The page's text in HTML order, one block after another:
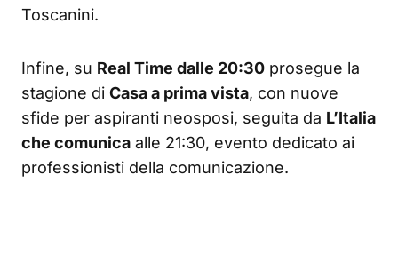
Toscanini.
Infine, su Real Time dalle 20:30 prosegue la
stagione di Casa a prima vista, con nuove
sfide per aspiranti neosposi, seguita da L’Italia
che comunica alle 21:30, evento dedicato ai
professionisti della comunicazione.